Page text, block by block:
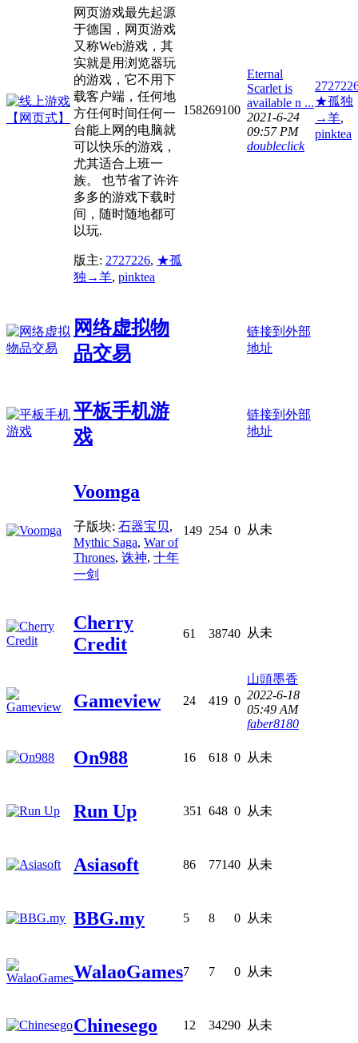
网页游戏最先起源
于德国，网页游戏
又称Web游戏，其
实就是用浏览器玩
的游戏，它不用下
载客户端，任何地
方任何时间任何一
台能上网的电脑就
可以快乐的游戏，
尤其适合上班一
族。 也节省了许许
多多的游戏下载时
间，随时随地都可
以玩.
版主: 2727226, ★孤
独→羊, pinktea
158269100
Eternal
Scarlet is
available n ...
2021-6-24
09:57 PM
doubleclick
★孤独
→羊,
pinktea
网络虚拟物
品交易
链接到外部
地址
平板手机游
戏
链接到外部
地址
Voomga
子版块: 石器宝贝,
Mythic Saga, War of
Thrones, 诛神, 十年
一剑
149 254 0 从未
Cherry
Credit
61 38740 从未
Gameview 24 419 0
山頭墨香
2022-6-18
05:49 AM
faber8180
On988 16 618 0 从未
Run Up 351 648 0 从未
Asiasoft 86 77140 从未
BBG.my 5 8 0 从未
WalaoGames7 7 0 从未
Chinesego 12 34290 从未